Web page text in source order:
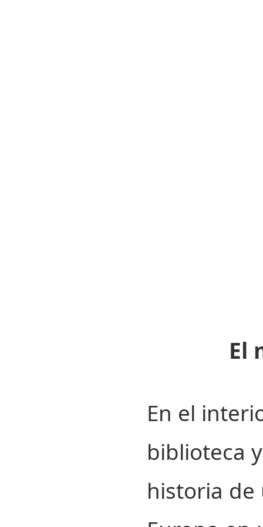
El
En el
biblioteca
historia de